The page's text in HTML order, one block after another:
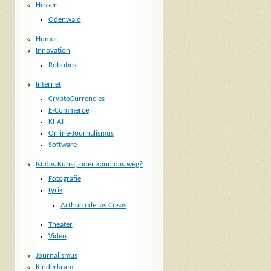
Hessen
Odenwald
Humor
Innovation
Robotics
Internet
CryptoCurrencies
E-Commerce
KI-AI
Online-Journalismus
Software
Ist das Kunst, oder kann das weg?
Fotografie
Lyrik
Arthuro de las Cosas
Theater
Video
Journalismus
Kinderkram